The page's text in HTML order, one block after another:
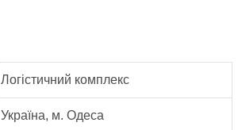
Логістичний комплекс
Україна, м. Одеса